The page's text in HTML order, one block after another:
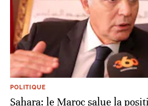
POLITIQUE
Sahara: le Maroc salue la